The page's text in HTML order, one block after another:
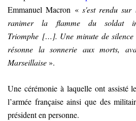
Emmanuel Macron « s'est rendu sur
ranimer la flamme du soldat
Triomphe […]. Une minute de silence
résonne la sonnerie aux morts,
Marseillaise».
Une cérémonie à laquelle ont assisté
l’armée française ainsi que des
président en personne.